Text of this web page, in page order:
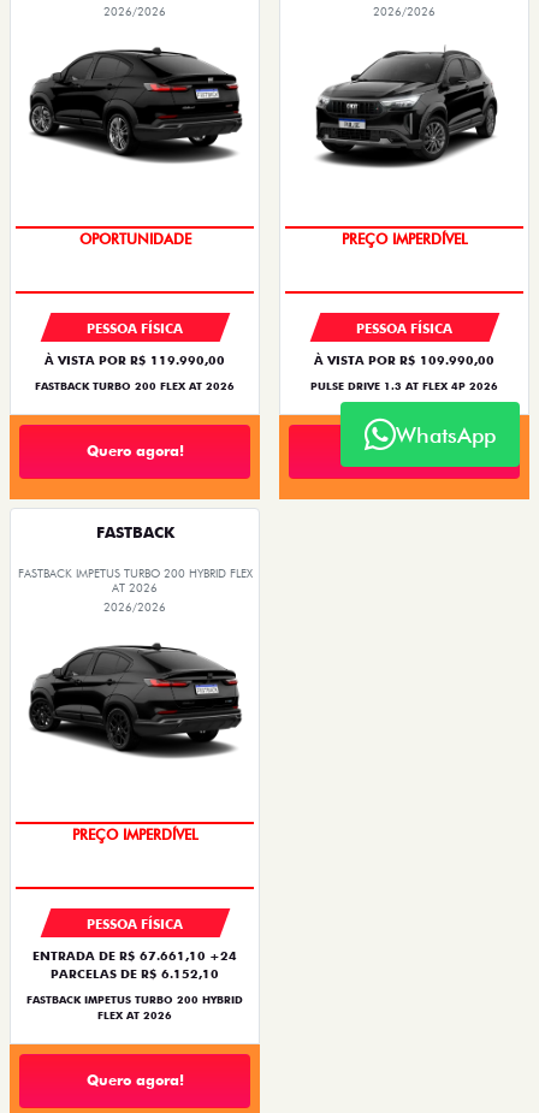
2026/2026
OPORTUNIDADE
PESSOA FÍSICA
À VISTA POR R$ 119.990,00
FASTBACK TURBO 200 FLEX AT 2026
Quero agora!
2026/2026
PREÇO IMPERDÍVEL
PESSOA FÍSICA
À VISTA POR R$ 109.990,00
PULSE DRIVE 1.3 AT FLEX 4P 2026
Quero agora!
FASTBACK
FASTBACK IMPETUS TURBO 200 HYBRID FLEX
AT 2026
2026/2026
PREÇO IMPERDÍVEL
PESSOA FÍSICA
ENTRADA DE R$ 67.661,10 +24
PARCELAS DE R$ 6.152,10
FASTBACK IMPETUS TURBO 200 HYBRID
FLEX AT 2026
Quero agora!
WhatsApp